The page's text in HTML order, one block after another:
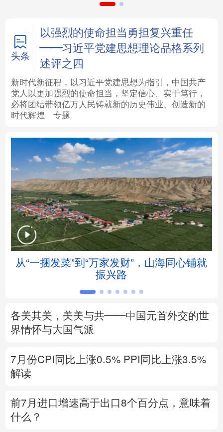
学术中国 乡村振兴 银龄 溯源中国
城市 旅游 能源 会展
彩票 娱乐 时尚 悦读
公益 一带一路 亚太网 上市公司
地方频道
北京 天津 河北 山西
辽宁 吉林 上海 江苏
浙江 安徽 福建 江西
四川 贵州
陕西 甘肃 青海 宁夏
新疆
多语种频道
头条
以强烈的使命担当勇担复兴重任
——习近平党建思想理论品格系列
述评之四
新时代新征程，以习近平党建思想为指引，中国共产
党人以更加强烈的使命担当，坚定信心、实干笃行，
必将团结带领亿万人民铸就新的历史伟业、创造新的
时代辉煌
专题
从“一捆发菜”到“万家发财”，山海同心铺就
振兴路
各美其美，美美与共——中国元首外交的世
界情怀与大国气派
7月份CPI同比上涨0.5% PPI同比上涨3.5%
解读
前7月进口增速高于出口8个百分点，意味着
什么？